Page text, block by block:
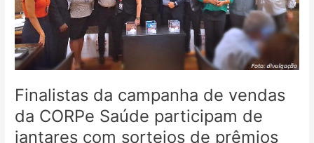
Finalistas da campanha de vendas
da CORPe Saúde participam de
jantares com sorteios de prêmios
da
CORPe
Saúde
participam
de
com
sorteios
de